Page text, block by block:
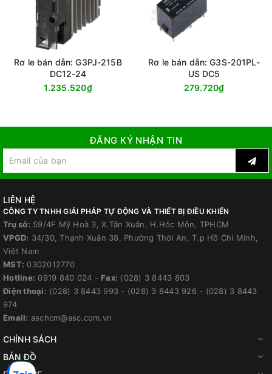
Rơ le bán dẫn: G3PJ-215B
DC12-24
1.235.520₫
Rơ le bán dẫn: G3S-201PL-
US DC5
279.720₫
ĐĂNG KÝ NHẬN TIN
LIÊN HỆ
CÔNG TY TNHH GIẢI PHÁP TỰ ĐỘNG VÀ THIẾT BỊ ĐIỀU KHIỂN
Trụ sở: 59/4F Mỹ Hoà 3, X.Tân Xuân, H.Hóc Môn, TPHCM
VPGD: 34/30, Thạnh Xuân 38, Phường Thới An, T.p Hồ Chí Minh,
Việt Nam
MST: 0302012770
Hotline: 0919 840 024 - Fax: (028) 3 8443 803
Điện thoại: (028) 3 8443 993 - (028) 3 8443 926 - (028) 3 8443
974
Email: aschcm@asc.com.vn
CHÍNH SÁCH
BẢN ĐỒ